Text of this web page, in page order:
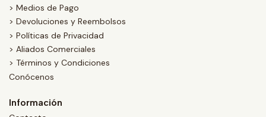
> Medios de Pago
> Devoluciones y Reembolsos
> Políticas de Privacidad
> Aliados Comerciales
> Términos y Condiciones
Conócenos
Información